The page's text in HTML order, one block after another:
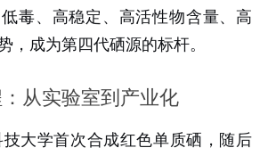
毒、高稳定、高活性物含量、高
，成为第四代硒源的标杆。
从实验室到产业化
大学首次合成红色单质硒，随后